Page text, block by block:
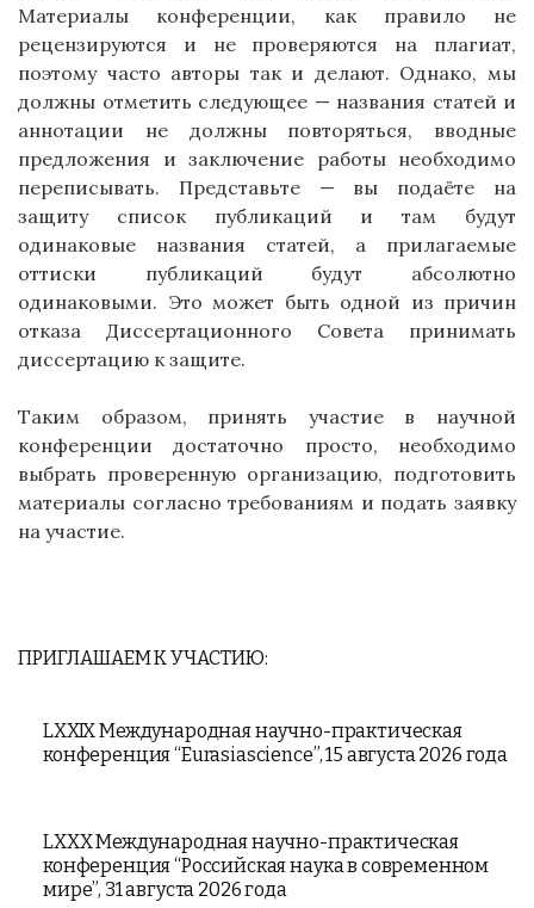
Материалы конференции, как правило не
рецензируются и не проверяются на плагиат,
поэтому часто авторы так и делают. Однако, мы
должны отметить следующее — названия статей и
аннотации не должны повторяться, вводные
предложения и заключение работы необходимо
переписывать. Представьте — вы подаёте на
защиту список публикаций и там будут
одинаковые названия статей, а прилагаемые
оттиски публикаций будут абсолютно
одинаковыми. Это может быть одной из причин
отказа Диссертационного Совета принимать
диссертацию к защите.
Таким образом, принять участие в научной
конференции достаточно просто, необходимо
выбрать проверенную организацию, подготовить
материалы согласно требованиям и подать заявку
на участие.
ПРИГЛАШАЕМ К УЧАСТИЮ:
LXXIX Международная научно-практическая
конференция “Eurasiascience”, 15 августа 2026 года
LXXX Международная научно-практическая
конференция “Российская наука в современном
мире”, 31 августа 2026 года